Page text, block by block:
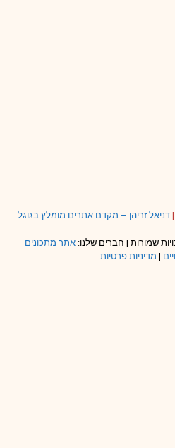
זריהן – מקדם אתרים מומלץ בגוגל
אתר מתכונים
פרטיות